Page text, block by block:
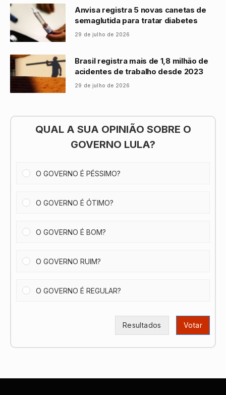
Anvisa registra 5 novas canetas de
semaglutida para tratar diabetes
29 de julho de 2026
Brasil registra mais de 1,8 milhão de
acidentes de trabalho desde 2023
29 de julho de 2026
QUAL A SUA OPINIÃO SOBRE O
GOVERNO LULA?
O GOVERNO É PÉSSIMO?
O GOVERNO É ÓTIMO?
O GOVERNO É BOM?
O GOVERNO RUIM?
O GOVERNO É REGULAR?
Resultados Votar